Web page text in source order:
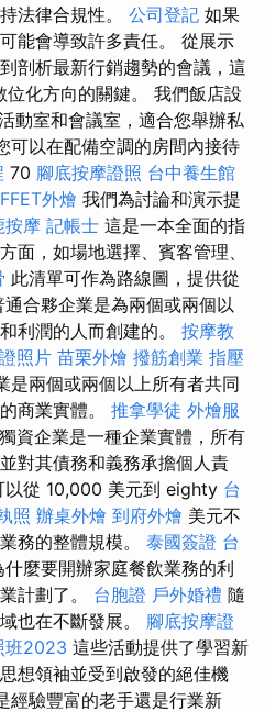
法律合規性。 公司登記 如果
能會導致許多責任。 從展示
剖析最新行銷趨勢的會議，這
化方向的關鍵。 我們飯店設
動室和會議室，適合您舉辦私
可以在配備空調的房間內接待
70 腳底按摩證照 台中養生館
外燴 我們為討論和演示提
按摩 記帳士 這是一本全面的指
面，如場地選擇、賓客管理、
此清單可作為路線圖，提供從
合夥企業是為兩個或兩個以
利潤的人而創建的。 按摩教
照片 苗栗外燴 撥筋創業 指壓
是兩個或兩個以上所有者共同
商業實體。 推拿學徒 外燴服
獨資企業是一種企業實體，所有
對其債務和義務承擔個人責
以從 10,000 美元到 eighty 台
照 辦桌外燴 到府外燴 美元不
務的整體規模。 泰國簽證 台
麼要開辦家庭餐飲業務的利
計劃了。 台胞證 戶外婚禮 隨
也在不斷發展。 腳底按摩證
班2023 這些活動提供了學習新
想領袖並受到啟發的絕佳機
經驗豐富的老手還是行業新